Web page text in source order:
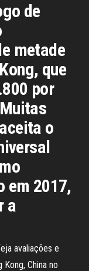
de
metade
que
por
o
em 2017,
a
avaliações e
China no